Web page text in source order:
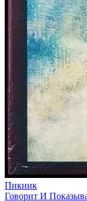
Пикник
Говорит И